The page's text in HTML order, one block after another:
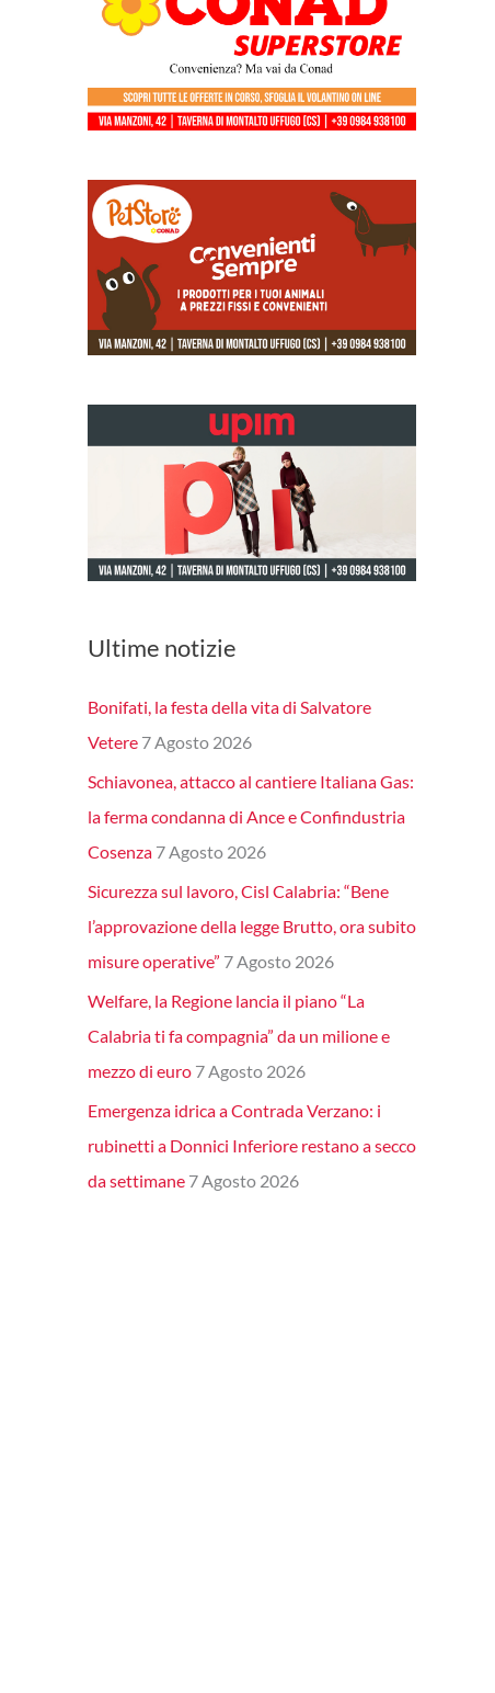
Ultime notizie
Bonifati, la festa della vita di Salvatore
Vetere 7 Agosto 2026
Schiavonea, attacco al cantiere Italiana Gas:
la ferma condanna di Ance e Confindustria
Cosenza 7 Agosto 2026
Sicurezza sul lavoro, Cisl Calabria: “Bene
l’approvazione della legge Brutto, ora subito
misure operative” 7 Agosto 2026
Welfare, la Regione lancia il piano “La
Calabria ti fa compagnia” da un milione e
mezzo di euro 7 Agosto 2026
Emergenza idrica a Contrada Verzano: i
rubinetti a Donnici Inferiore restano a secco
da settimane 7 Agosto 2026